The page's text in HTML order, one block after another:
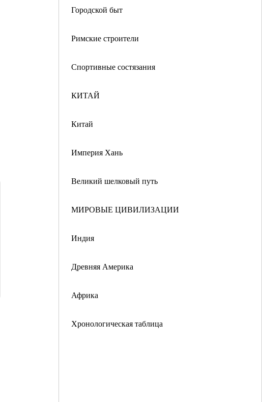
Городской быт
Римские строители
Спортивные состязания
КИТАЙ
Китай
Империя Хань
Великий шелковый путь
МИРОВЫЕ ЦИВИЛИЗАЦИИ
Индия
Древняя Америка
Африка
Хронологическая таблица